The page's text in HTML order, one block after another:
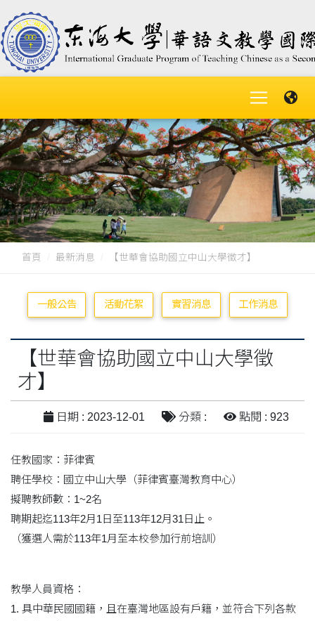
首頁 最新消息 【世華會協助國立中山大學徵才】
一般公告 活動花絮 實習消息 工作消息
【世華會協助國立中山大學徵
才】
日期 : 2023-12-01 分類 : 點閱 : 923
任教國家：菲律賓
聘任學校：國立中山大學（菲律賓臺灣教育中心）
擬聘教師數：1~2名
聘期起迄113年2月1日至113年12月31日止。
（獲選人需於113年1月至本校參加行前培訓）
教學人員資格：
1. 具中華民國國籍，且在臺灣地區設有戶籍，並符合下列各款